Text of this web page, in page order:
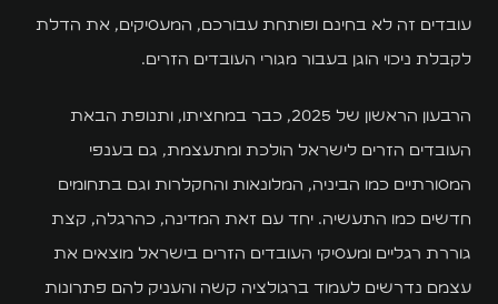
Executive
Halishka
כל השירותים
עובדים זה לא בחינם ופותחת עבורכם, המעסיקים, את הדלת
לקבלת ניכוי הוגן בעבור מגורי העובדים הזרים.
הרבעון הראשון של 2025, כבר במחציתו, ותנופת הבאת
העובדים הזרים לישראל הולכת ומתעצמת, גם בענפי
המסורתיים כמו הביניה, המלונאות והחקלרות וגם בתחומים
חדשים כמו התעשיה. יחד עם זאת המדינה, כהרגלה, קצת
גוררת רגליים ומעסיקי העובדים הזרים בישראל מוצאים את
עצמם נדרשים לעמוד ברגולציה קשה והעניק להם פתרונות